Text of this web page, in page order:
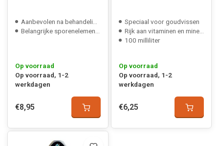
Aanbevolen na behandeling ziektes
Belangrijke sporenelementen
Op voorraad
Op voorraad, 1-2
werkdagen
€8,95
Speciaal voor goudvissen
Rijk aan vitaminen en mineralen
100 milliliter
Op voorraad
Op voorraad, 1-2
werkdagen
€6,25